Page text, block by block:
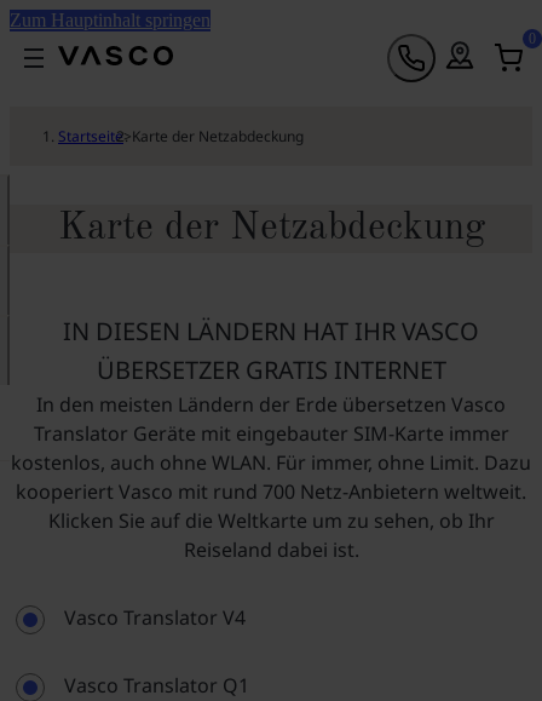
Zum Hauptinhalt springen
0
Startseite>Karte der Netzabdeckung
Karte der Netzabdeckung
IN DIESEN LÄNDERN HAT IHR VASCO
ÜBERSETZER GRATIS INTERNET
In den meisten Ländern der Erde übersetzen Vasco
Translator Geräte mit eingebauter SIM-Karte immer
kostenlos, auch ohne WLAN. Für immer, ohne Limit. Dazu
kooperiert Vasco mit rund 700 Netz-Anbietern weltweit.
Klicken Sie auf die Weltkarte um zu sehen, ob Ihr
Reiseland dabei ist.
Vasco Translator V4
Vasco Translator Q1